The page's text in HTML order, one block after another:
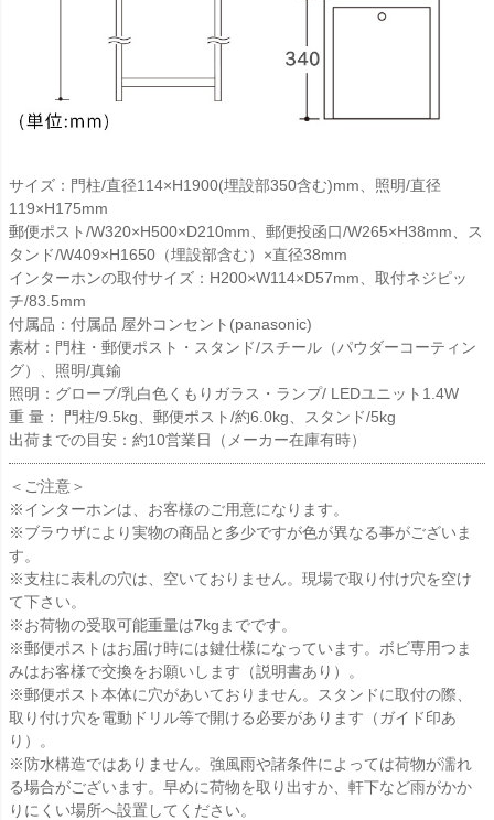
サイズ：門柱/直径114×H1900(埋設部350含む)mm、照明/直径
119×H175mm
郵便ポスト/W320×H500×D210mm、郵便投函口/W265×H38mm、ス
タンド/W409×H1650（埋設部含む）×直径38mm
インターホンの取付サイズ：H200×W114×D57mm、取付ネジピッ
チ/83.5mm
付属品：付属品 屋外コンセント(panasonic)
素材：門柱・郵便ポスト・スタンド/スチール（パウダーコーティン
グ）、照明/真鍮
照明：グローブ/乳白色くもりガラス・ランプ/ LEDユニット1.4W
重 量： 門柱/9.5kg、郵便ポスト/約6.0kg、スタンド/5kg
出荷までの目安：約10営業日（メーカー在庫有時）
＜ご注意＞
※インターホンは、お客様のご用意になります。
※ブラウザにより実物の商品と多少ですが色が異なる事がございま
す。
※支柱に表札の穴は、空いておりません。現場で取り付け穴を空け
て下さい。
※お荷物の受取可能重量は7kgまでです。
※郵便ポストはお届け時には鍵仕様になっています。ボビ専用つま
みはお客様で交換をお願いします（説明書あり）。
※郵便ポスト本体に穴があいておりません。スタンドに取付の際、
取り付け穴を電動ドリル等で開ける必要があります（ガイド印あ
り）。
※防水構造ではありません。強風雨や諸条件によっては荷物が濡れ
る場合がございます。早めに荷物を取り出すか、軒下など雨がかか
りにくい場所へ設置してください。